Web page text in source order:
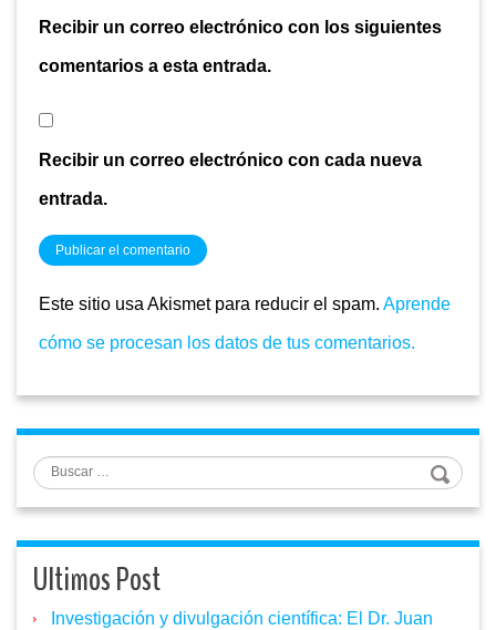
Recibir un correo electrónico con los siguientes
comentarios a esta entrada.
Recibir un correo electrónico con cada nueva
entrada.
Este sitio usa Akismet para reducir el spam. Aprende
cómo se procesan los datos de tus comentarios.
Buscar
Ultimos Post
Investigación y divulgación científica: El Dr. Juan